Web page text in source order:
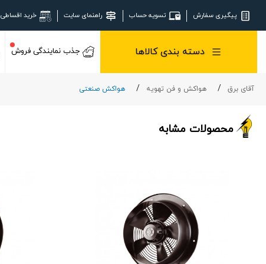
پیگیری سفارش تسویه حساب راهنمای سایت خرید اقساطی
دسته بندی کالاها جذب نمایندگی فروش
آقای برق هواکش و فن تهویه هواکش صنعتی
محصولات مشابه